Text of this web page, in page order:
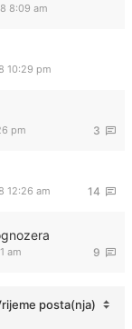
8:09 am
10:29 pm
3
pm
14
12:26 am
9
am
posta(nja)